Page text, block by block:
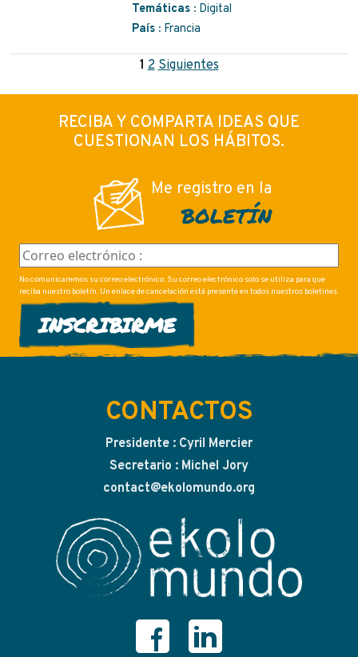
Temáticas : Digital
País : Francia
1 2 Siguientes
RECIBA Y COMPARTA IDEAS QUE
CUESTIONAN LOS HÁBITOS.
Me registro en la
BOLETÍN
No comunicaremos su correo electrónico. Su correo electrónico solo se utiliza para que
reciba nuestro boletín. Un enlace de cancelación está presente en todos nuestros boletines.
INSCRIBIRME
CONTACTOS
Presidente : Cyril Mercier
Secretario : Michel Jory
contact@ekolomundo.org